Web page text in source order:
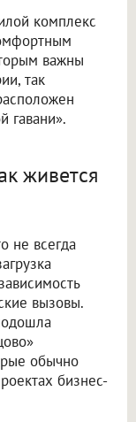
комплекс
важны
так
гавани».
живется
не всегда
вызовы.
обычно
бизнес-